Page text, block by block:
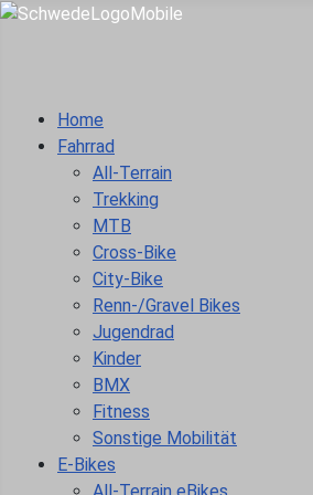
Home
Fahrrad
All-Terrain
Trekking
MTB
Cross-Bike
City-Bike
Renn-/Gravel Bikes
Jugendrad
Kinder
BMX
Fitness
Sonstige Mobilität
E-Bikes